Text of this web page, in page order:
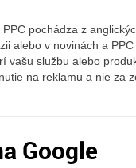
pochádza z
alebo v novinách a
vašu službu alebo
na reklamu a nie za
Google